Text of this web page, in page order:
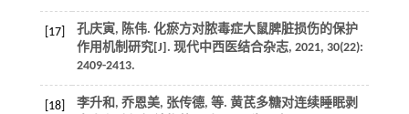
[17]
孔庆寅, 陈伟. 化瘀方对脓毒症大鼠脾脏损伤的保护
作用机制研究[J]. 现代中西医结合杂志, 2021, 30(22):
2409-2413.
[18] 李升和, 乔恩美, 张传德, 等. 黄芪多糖对连续睡眠剥